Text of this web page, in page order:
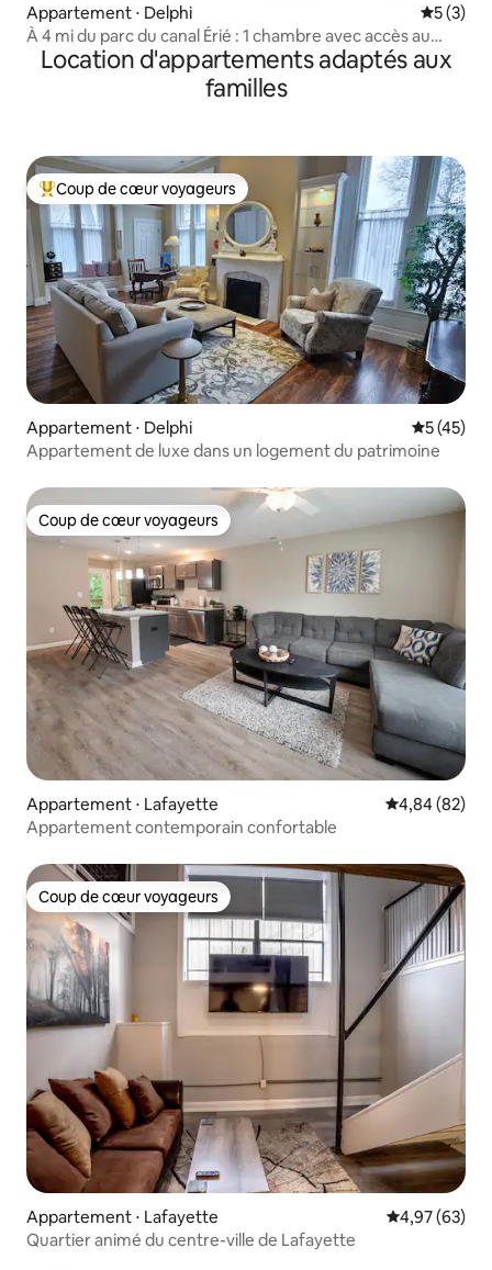
Appartement ⋅ Delphi
5 (3)
À 4 mi du parc du canal Érié : 1 chambre avec accès au
sentier
Location d'appartements adaptés aux
familles
Coups de cœur voyageurs les plus appréciés
Coup de cœur voyageurs
Appartement ⋅ Delphi
5 (45)
Appartement de luxe dans un logement du patrimoine
Coup de cœur voyageurs
Coup de cœur voyageurs
Appartement ⋅ Lafayette Évaluation
4,84 (82)
Appartement contemporain confortable
Coup de cœur voyageurs
Coup de cœur voyageurs
Appartement ⋅ Lafayette Évaluation
4,97 (63)
Quartier animé du centre-ville de Lafayette